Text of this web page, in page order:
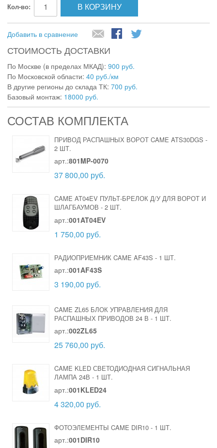
Кол-во: В КОРЗИНУ
Добавить в сравнение
СТОИМОСТЬ ДОСТАВКИ
По Москве (в пределах МКАД): 900 руб.
По Московской области: 40 руб./км
В другие регионы до склада ТК: 700 руб.
Базовый монтаж: 18000 руб.
СОСТАВ КОМПЛЕКТА
ПРИВОД РАСПАШНЫХ ВОРОТ CAME ATS30DGS -
2 ШТ.
арт.:801MP-0070
37 800,00 руб.
CAME AT04EV ПУЛЬТ-БРЕЛОК Д/У ДЛЯ ВОРОТ И
ШЛАГБАУМОВ - 2 ШТ.
арт.:001AT04EV
1 750,00 руб.
РАДИОПРИЕМНИК CAME AF43S - 1 ШТ.
арт.:001AF43S
3 190,00 руб.
CAME ZL65 БЛОК УПРАВЛЕНИЯ ДЛЯ
РАСПАШНЫХ ПРИВОДОВ 24 В - 1 ШТ.
арт.:002ZL65
25 760,00 руб.
CAME KLED СВЕТОДИОДНАЯ СИГНАЛЬНАЯ
ЛАМПА 24В - 1 ШТ.
арт.:001KLED24
4 320,00 руб.
ФОТОЭЛЕМЕНТЫ CAME DIR10 - 1 ШТ.
арт.:001DIR10